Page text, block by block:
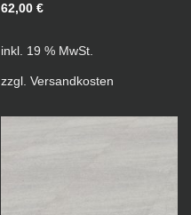
62,00 €
inkl. 19 % MwSt.
zzgl. Versandkosten